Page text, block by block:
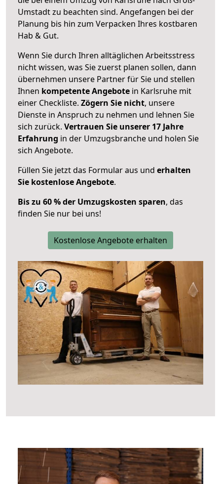
Umstadt zu beachten sind. Angefangen bei der
Planung bis hin zum Verpacken Ihres kostbaren
Hab & Gut.
Wenn Sie durch Ihren alltäglichen Arbeitsstress
nicht wissen, was Sie zuerst planen sollen, dann
übernehmen unsere Partner für Sie und stellen
Ihnen kompetente Angebote in Karlsruhe mit
einer Checkliste. Zögern Sie nicht, unsere
Dienste in Anspruch zu nehmen und lehnen Sie
sich zurück. Vertrauen Sie unserer 17 Jahre
Erfahrung in der Umzugsbranche und holen Sie
sich Angebote.
Füllen Sie jetzt das Formular aus und erhalten
Sie kostenlose Angebote.
Bis zu 60 % der Umzugskosten sparen, das
finden Sie nur bei uns!
Kostenlose Angebote erhalten